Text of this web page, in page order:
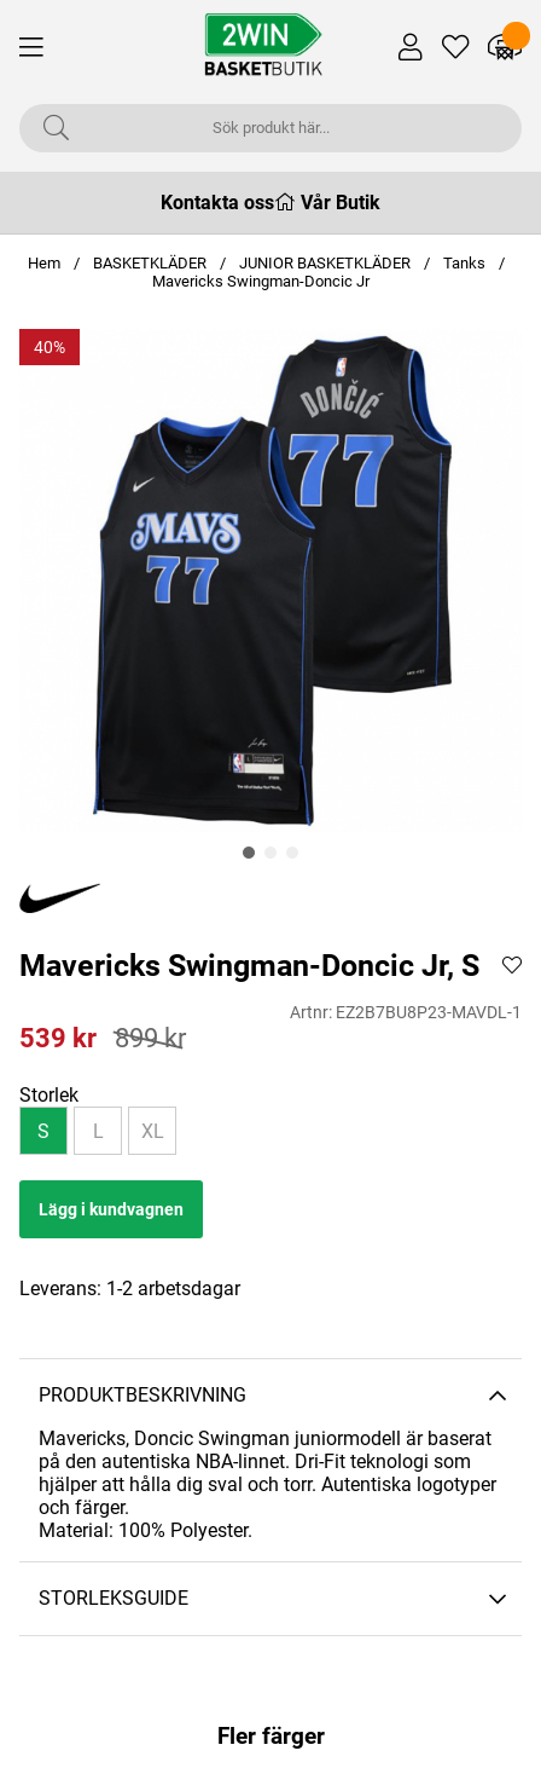
Kontakta oss Vår Butik
Hem BASKETKLÄDER JUNIOR BASKETKLÄDER
Tanks
Mavericks Swingman-Doncic Jr
40
Mavericks Swingman-Doncic Jr, S
Artnr: EZ2B7BU8P23-MAVDL-1
899kr
539 kr
Storlek
S
L XL
Lägg i kundvagnen
Leverans: 1-2 arbetsdagar
PRODUKTBESKRIVNING
Mavericks, Doncic Swingman juniormodell är baserat
på den autentiska NBA-linnet. Dri-Fit teknologi som
hjälper att hålla dig sval och torr. Autentiska logotyper
och färger.
Material: 100% Polyester.
STORLEKSGUIDE
Fler färger